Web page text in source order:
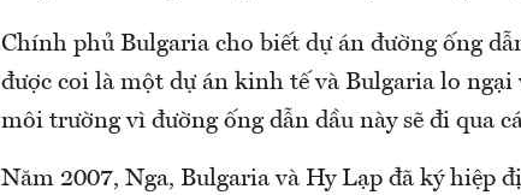
Chính phủ Bulgaria cho biết dự án đường ống
được coi là một dự án kinh tế và Bulgaria lo ngại
môi trường vì đường ống dẫn dầu này sẽ đi qua
Năm 2007, Nga, Bulgaria và Hy Lạp đã ký hiệp